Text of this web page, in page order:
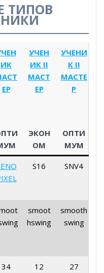
ТИПОВ
ИК
ЕР
УЧЕН
ИК II
МАСТ
ЕР
УЧЕНИ
К II
МАСТЕ
Р
ЭКОН
ОМ
ОПТИ
МУМ
S16 SNV4
smoot
hswing
smooth
swing
34 12 27